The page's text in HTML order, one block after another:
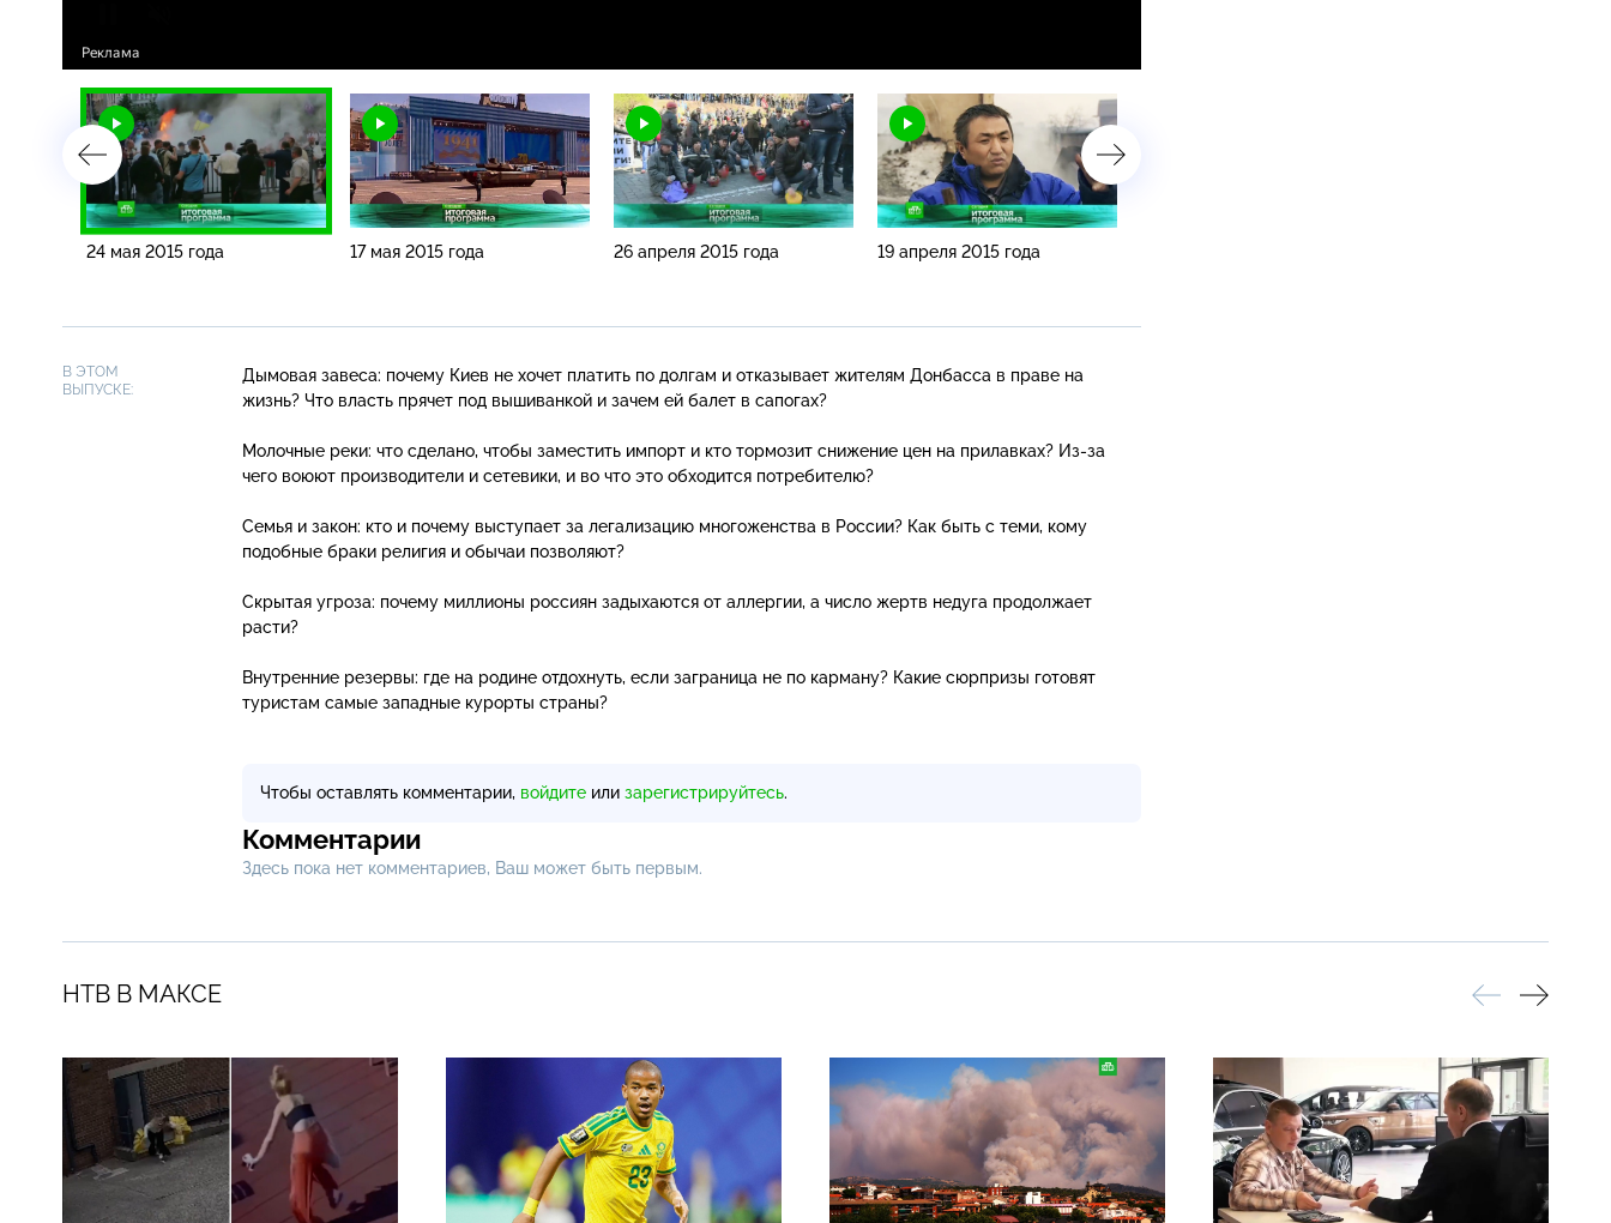
24 мая 2015 года 17 мая 2015 года 26 апреля 2015 года 19 апреля 2015 года
В ЭТОМ
ВЫПУСКЕ:
Дымовая завеса: почему Киев не хочет платить по долгам и отказывает жителям Донбасса в праве на
жизнь? Что власть прячет под вышиванкой и зачем ей балет в сапогах?
Молочные реки: что сделано, чтобы заместить импорт и кто тормозит снижение цен на прилавках? Из-за
чего воюют производители и сетевики, и во что это обходится потребителю?
Семья и закон: кто и почему выступает за легализацию многоженства в России? Как быть с теми, кому
подобные браки религия и обычаи позволяют?
Скрытая угроза: почему миллионы россиян задыхаются от аллергии, а число жертв недуга продолжает
расти?
Внутренние резервы: где на родине отдохнуть, если заграница не по карману? Какие сюрпризы готовят
туристам самые западные курорты страны?
Чтобы оставлять комментарии, войдите или зарегистрируйтесь.
Комментарии
Здесь пока нет комментариев, Ваш может быть первым.
НТВ В МАКСЕ